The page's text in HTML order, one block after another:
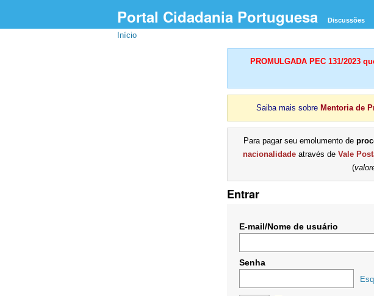
Portal Cidadania Portuguesa Discussões
Início
PROMULGADA PEC 131/2023
Saiba mais sobre Mentoria de
Para pagar seu emolumento de
nacionalidade através de Vale
(
Entrar
E-mail/Nome de usuário
Senha